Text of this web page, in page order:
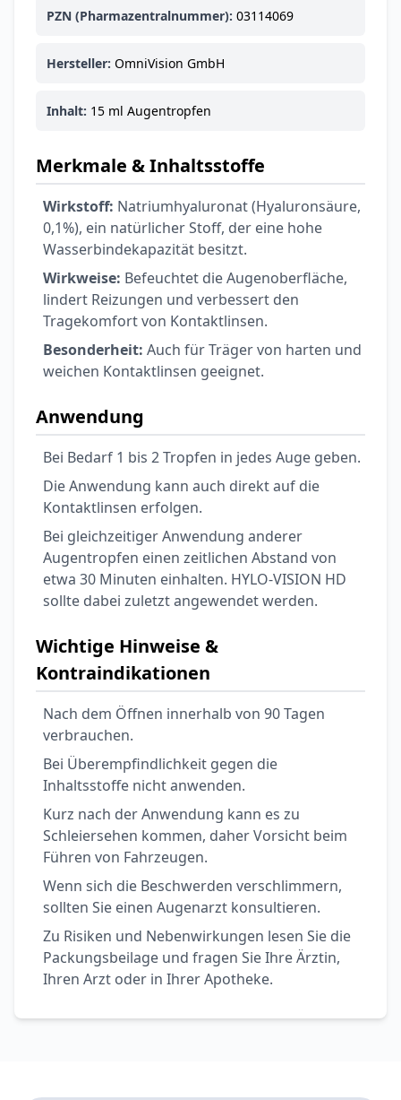
PZN (Pharmazentralnummer): 03114069
Hersteller: OmniVision GmbH
Inhalt: 15 ml Augentropfen
Merkmale & Inhaltsstoffe
Wirkstoff: Natriumhyaluronat (Hyaluronsäure,
0,1%), ein natürlicher Stoff, der eine hohe
Wasserbindekapazität besitzt.
Wirkweise: Befeuchtet die Augenoberfläche,
lindert Reizungen und verbessert den
Tragekomfort von Kontaktlinsen.
Besonderheit: Auch für Träger von harten und
weichen Kontaktlinsen geeignet.
Anwendung
Bei Bedarf 1 bis 2 Tropfen in jedes Auge geben.
Die Anwendung kann auch direkt auf die
Kontaktlinsen erfolgen.
Bei gleichzeitiger Anwendung anderer
Augentropfen einen zeitlichen Abstand von
etwa 30 Minuten einhalten. HYLO-VISION HD
sollte dabei zuletzt angewendet werden.
Wichtige Hinweise &
Kontraindikationen
Nach dem Öffnen innerhalb von 90 Tagen
verbrauchen.
Bei Überempfindlichkeit gegen die
Inhaltsstoffe nicht anwenden.
Kurz nach der Anwendung kann es zu
Schleiersehen kommen, daher Vorsicht beim
Führen von Fahrzeugen.
Wenn sich die Beschwerden verschlimmern,
sollten Sie einen Augenarzt konsultieren.
Zu Risiken und Nebenwirkungen lesen Sie die
Packungsbeilage und fragen Sie Ihre Ärztin,
Ihren Arzt oder in Ihrer Apotheke.